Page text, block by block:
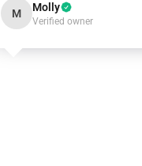
M Molly
Verified owner